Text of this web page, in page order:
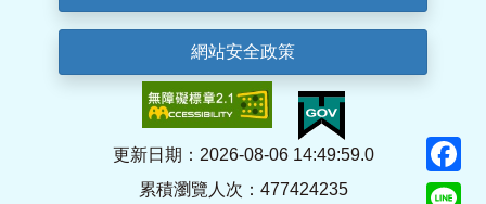
網站安全政策
更新日期：2026-08-06 14:49:59.0
累積瀏覽人次：477424235